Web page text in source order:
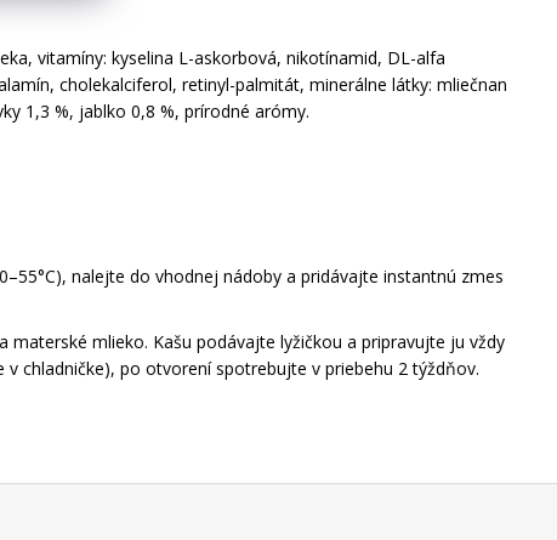
vitamíny: kyselina L-askorbová, nikotínamid, DL-alfa
cholekalciferol, retinyl-palmitát, minerálne látky: mliečnan
1,3 %, jablko 0,8 %, prírodné arómy.
nalejte do vhodnej nádoby a pridávajte instantnú zmes
materské mlieko. Kašu podávajte lyžičkou a pripravujte ju vždy
chladničke), po otvorení spotrebujte v priebehu 2 týždňov.